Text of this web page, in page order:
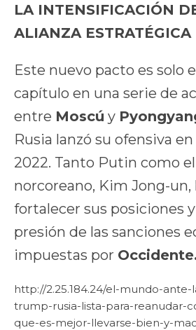
LA INTENSIFICACIÓN
ALIANZA ESTRATÉGICA
Este nuevo pacto es solo
capítulo en una serie de
entre Moscú y
Rusia lanzó su ofensiva
2022. Tanto Putin como
norcoreano, Kim Jong-un,
fortalecer sus posiciones
presión de las sanciones
impuestas por
http://2.25.184.24/el-mundo-
trump-rusia-lista-para-reanudar-
que-es-mejor-llevarse-bien-y-